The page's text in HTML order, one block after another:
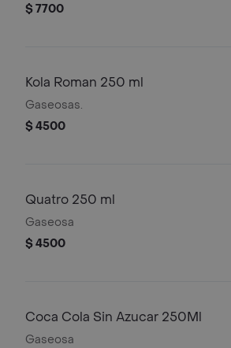
$ 7700
Kola Roman 250 ml
Gaseosas.
$ 4500
Quatro 250 ml
Gaseosa
$ 4500
Coca Cola Sin Azucar 250Ml
Gaseosa